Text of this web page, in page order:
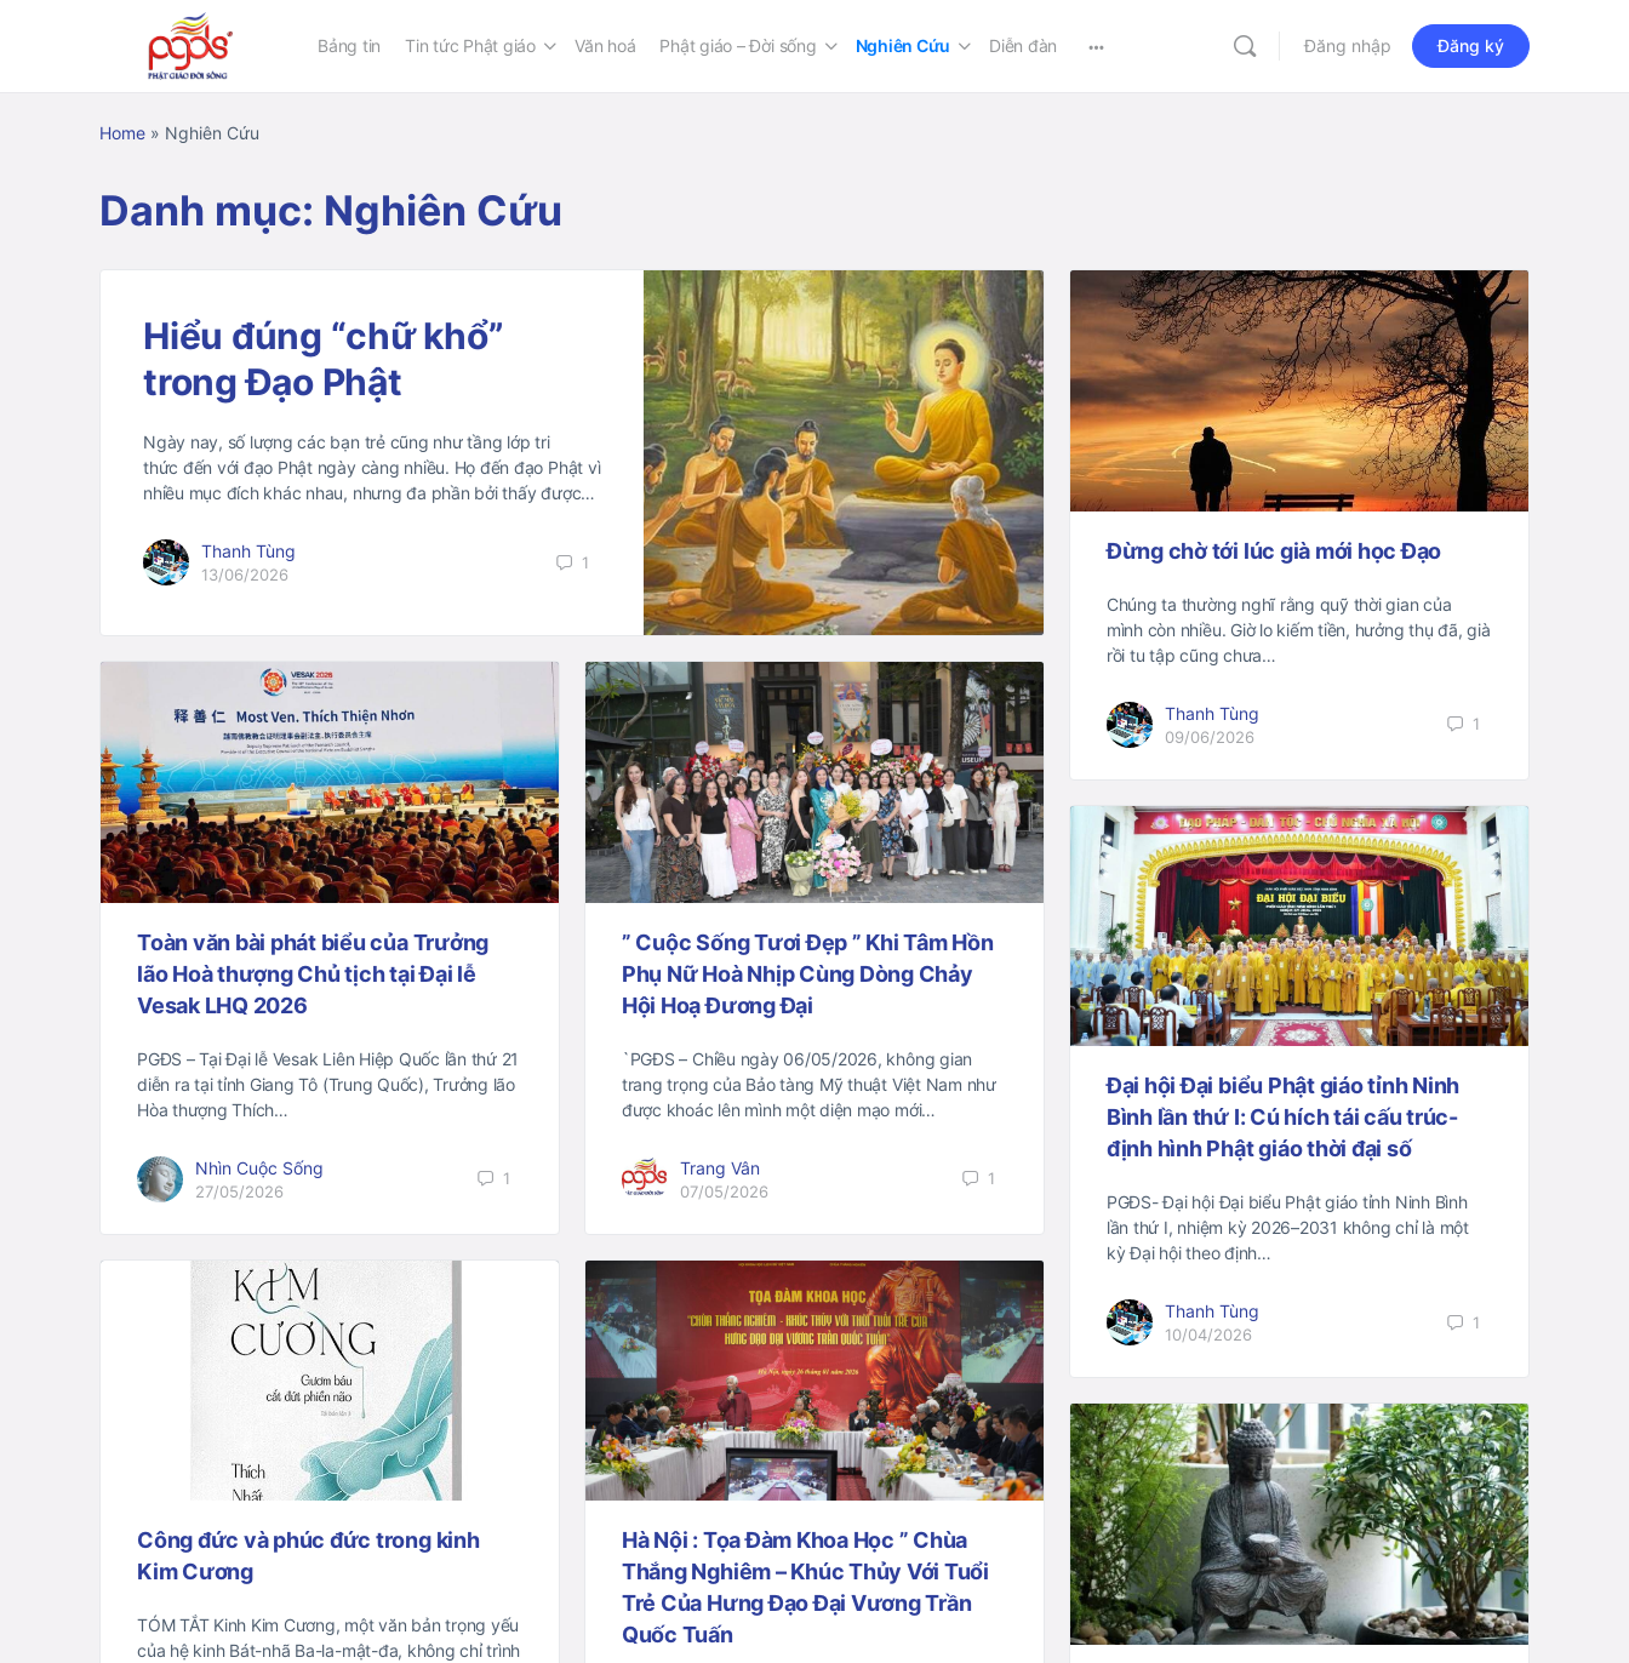
Bảng tin Tin tức Phật giáo Văn hoá Phật giáo – Đời sống Nghiên Cứu Diễn đàn Đăng nhập Đăng ký
Home » Nghiên Cứu
Danh mục: Nghiên Cứu
Hiểu đúng “chữ khổ”
trong Đạo Phật
Ngày nay, số lượng các bạn trẻ cũng như tầng lớp tri
thức đến với đạo Phật ngày càng nhiều. Họ đến đạo Phật vì
nhiều mục đích khác nhau, nhưng đa phần bởi thấy được…
Thanh Tùng
13/06/2026
1 Đừng chờ tới lúc già mới học Đạo
Chúng ta thường nghĩ rằng quỹ thời gian của
mình còn nhiều. Giờ lo kiếm tiền, hưởng thụ đã, già
rồi tu tập cũng chưa…
Thanh Tùng
09/06/2026
1
Toàn văn bài phát biểu của Trưởng
lão Hoà thượng Chủ tịch tại Đại lễ
Vesak LHQ 2026
PGĐS – Tại Đại lễ Vesak Liên Hiệp Quốc lần thứ 21
diễn ra tại tỉnh Giang Tô (Trung Quốc), Trưởng lão
Hòa thượng Thích…
Nhìn Cuộc Sống
27/05/2026
1
” Cuộc Sống Tươi Đẹp ” Khi Tâm Hồn
Phụ Nữ Hoà Nhịp Cùng Dòng Chảy
Hội Hoạ Đương Đại
`PGĐS – Chiều ngày 06/05/2026, không gian
trang trọng của Bảo tàng Mỹ thuật Việt Nam như
được khoác lên mình một diện mạo mới…
Trang Vân
07/05/2026
1
Đại hội Đại biểu Phật giáo tỉnh Ninh
Bình lần thứ I: Cú hích tái cấu trúc-
định hình Phật giáo thời đại số
PGĐS- Đại hội Đại biểu Phật giáo tỉnh Ninh Bình
lần thứ I, nhiệm kỳ 2026–2031 không chỉ là một
kỳ Đại hội theo định…
Thanh Tùng
10/04/2026
1
Công đức và phúc đức trong kinh
Kim Cương
TÓM TẮT Kinh Kim Cương, một văn bản trọng yếu
của hệ kinh Bát-nhã Ba-la-mật-đa, không chỉ trình
Hà Nội : Tọa Đàm Khoa Học ” Chùa
Thắng Nghiêm – Khúc Thủy Với Tuổi
Trẻ Của Hưng Đạo Đại Vương Trần
Quốc Tuấn